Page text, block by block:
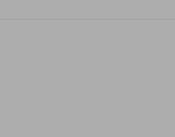
1989(Negro Mate)